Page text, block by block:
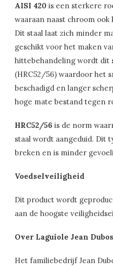
AISI 420 is een sterkere
waaraan naast chroom
Dit staal laat zich minder
geschikt voor het maken
hittebehandeling wordt dit
(HRC52/56) waardoor het
beschadigd en langer
hoge mate bestand tegen
HRC52/56 is de norm
staal wordt aangeduid. Dit
breken en is minder
Voedselveiligheid
Dit product wordt
aan de hoogste
Over Laguiole Jean
Het familiebedrijf Jean